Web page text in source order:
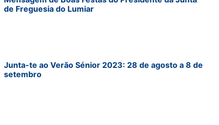
de Freguesia do Lumiar
Junta-te ao Verão Sénior 2023: 28 de agosto a 8 de
setembro